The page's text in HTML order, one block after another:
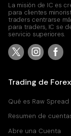
La misión de IC es
para clientes
traders centrarse
para traders, IC se
servicio superiores.
Trading de Forex
Qué es Raw Spread
Resumen de
Abre una Cuenta